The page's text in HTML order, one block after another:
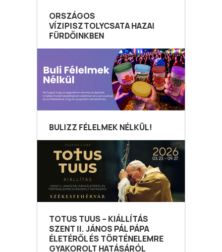
ORSZÁGOS
VÍZIPISZTOLYCSATA HAZAI
FÜRDŐINKBEN
BULIZZ FÉLELMEK NÉLKÜL!
TOTUS TUUS – KIÁLLÍTÁS
SZENT II. JÁNOS PÁL PÁPA
ÉLETÉRŐL ÉS TÖRTÉNELEMRE
GYAKOROLT HATÁSÁRÓL